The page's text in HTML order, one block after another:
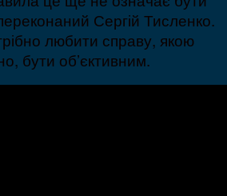
Сергій Тисленко.
любити справу, якою
бути об’єктивним.